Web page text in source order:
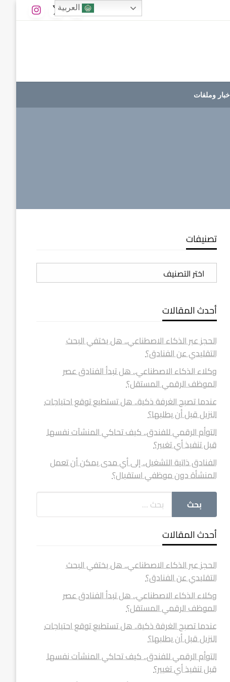
أخبار وملفات
تصنيفات
تصنيفات
أحدث المقالات
الحجز عبر الذكاء الاصطناعي.. هل يختفي البحث
التقليدي عن الفنادق؟
وكلاء الذكاء الاصطناعي.. هل تبدأ الفنادق عصر
الموظف الرقمي المستقل؟
عندما تصبح الغرفة ذكية.. هل تستطيع توقع احتياجات
النزيل قبل أن يطلبها؟
التوأم الرقمي للفندق.. كيف تحاكي المنشآت نفسها
قبل تنفيذ أي تغيير؟
الفنادق ذاتية التشغيل.. إلى أي مدى يمكن أن تعمل
المنشأة دون موظفي استقبال؟
أحدث المقالات
الحجز عبر الذكاء الاصطناعي.. هل يختفي البحث
التقليدي عن الفنادق؟
وكلاء الذكاء الاصطناعي.. هل تبدأ الفنادق عصر
الموظف الرقمي المستقل؟
عندما تصبح الغرفة ذكية.. هل تستطيع توقع احتياجات
النزيل قبل أن يطلبها؟
التوأم الرقمي للفندق.. كيف تحاكي المنشآت نفسها
قبل تنفيذ أي تغيير؟
العربية